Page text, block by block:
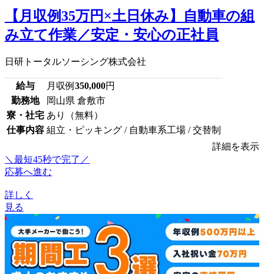
【月収例35万円×土日休み】自動車の組
み立て作業／安定・安心の正社員
日研トータルソーシング株式会社
給与 月収例 350,000円
勤務地
岡山県 倉敷市
寮・社宅 あり（無料）
仕事内容 組立・ピッキング / 自動車系工場 / 交替制
詳細を表示
＼最短45秒で完了／
応募へ進む
詳しく
見る